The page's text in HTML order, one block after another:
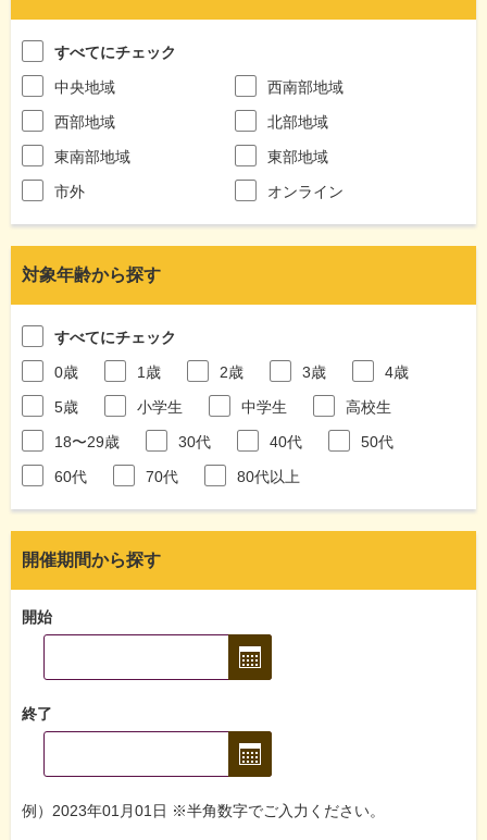
すべてにチェック
中央地域
西南部地域
西部地域
北部地域
東南部地域
東部地域
市外
オンライン
対象年齢から探す
すべてにチェック
0歳
1歳 2歳 3歳
4歳
5歳
小学生 中学生
高校生
18〜29歳
30代 40代
50代
60代
70代 80代以上
開催期間から探す
開始
終了
例）2023年01月01日 ※半角数字でご入力ください。